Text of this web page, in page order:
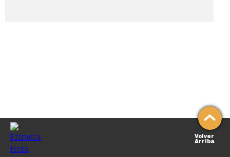
Volver
Arriba